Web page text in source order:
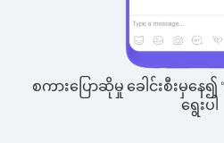
စကားပြောဆိုမှု ခေါင်းစီးမှနေ၍
ရွေးပါ